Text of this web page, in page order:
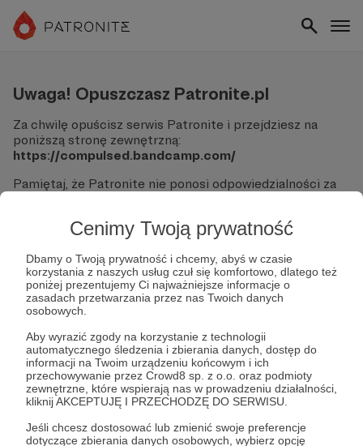
Cenimy Twoją prywatność
Dbamy o Twoją prywatność i chcemy, abyś w czasie
korzystania z naszych usług czuł się komfortowo, dlatego też
poniżej prezentujemy Ci najważniejsze informacje o
zasadach przetwarzania przez nas Twoich danych
osobowych.
Aby wyrazić zgody na korzystanie z technologii
automatycznego śledzenia i zbierania danych, dostęp do
informacji na Twoim urządzeniu końcowym i ich
przechowywanie przez Crowd8 sp. z o.o. oraz podmioty
zewnętrzne, które wspierają nas w prowadzeniu działalności,
kliknij AKCEPTUJĘ I PRZECHODZĘ DO SERWISU.
Jeśli chcesz dostosować lub zmienić swoje preferencje
dotyczące zbierania danych osobowych, wybierz opcję
Uwaga! Opuszczasz Patronite.pl
Za chwilę opuścisz serwis Patronite i przejdziesz na
poniższą stronę zewnętrzną:
https://compulsed.bandcamp.com/
Pamiętaj, że Patronite nie ponosi odpowiedzialności za
Nie podawaj swoich danych logowania ani informacji
finansowych na podjerzanych stronach.
Sprawdź dokładnie adres URL, zanim klikniesz przycisk
"Tak, przejdź do strony".
Jeśli masz wątpliwości, wróć do Patronite i zweryfikuj
link.
Czy na pewno chcesz kontynuować?
Tak, przejdź do strony